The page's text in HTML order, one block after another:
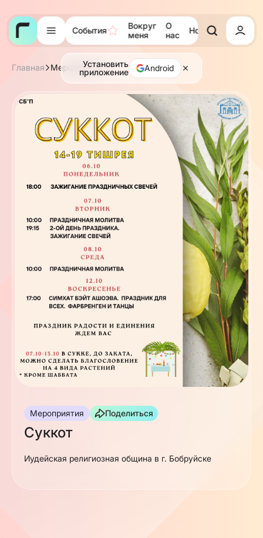
События
Вокруг
меня
О
нас
Новости Тора
Установить
приложение
Android
Главная Мероприятия
Мероприятия Поделиться
Суккот
Иудейская религиозная община в г. Бобруйске